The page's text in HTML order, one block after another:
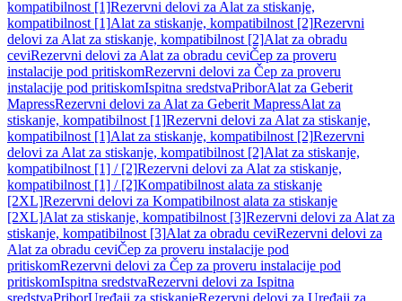
kompatibilnost [1]Rezervni delovi za Alat za stiskanje,
kompatibilnost [1]Alat za stiskanje, kompatibilnost [2]Rezervni
delovi za Alat za stiskanje, kompatibilnost [2]Alat za obradu
ceviRezervni delovi za Alat za obradu ceviČep za proveru
instalacije pod pritiskomRezervni delovi za Čep za proveru
instalacije pod pritiskomIspitna sredstvaPriborAlat za Geberit
MapressRezervni delovi za Alat za Geberit MapressAlat za
stiskanje, kompatibilnost [1]Rezervni delovi za Alat za stiskanje,
kompatibilnost [1]Alat za stiskanje, kompatibilnost [2]Rezervni
delovi za Alat za stiskanje, kompatibilnost [2]Alat za stiskanje,
kompatibilnost [1] / [2]Rezervni delovi za Alat za stiskanje,
kompatibilnost [1] / [2]Kompatibilnost alata za stiskanje
[2XL]Rezervni delovi za Kompatibilnost alata za stiskanje
[2XL]Alat za stiskanje, kompatibilnost [3]Rezervni delovi za Alat za
stiskanje, kompatibilnost [3]Alat za obradu ceviRezervni delovi za
Alat za obradu ceviČep za proveru instalacije pod
pritiskomRezervni delovi za Čep za proveru instalacije pod
pritiskomIspitna sredstvaRezervni delovi za Ispitna
sredstvaPriborUređaji za stiskanjeRezervni delovi za Uređaji za